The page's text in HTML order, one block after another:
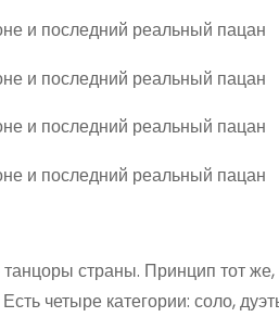
страны. Принцип тот
четыре категории: соло,